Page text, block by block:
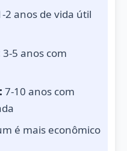
2 anos de vida útil
3-5 anos com
7-10 anos com
é mais econômico